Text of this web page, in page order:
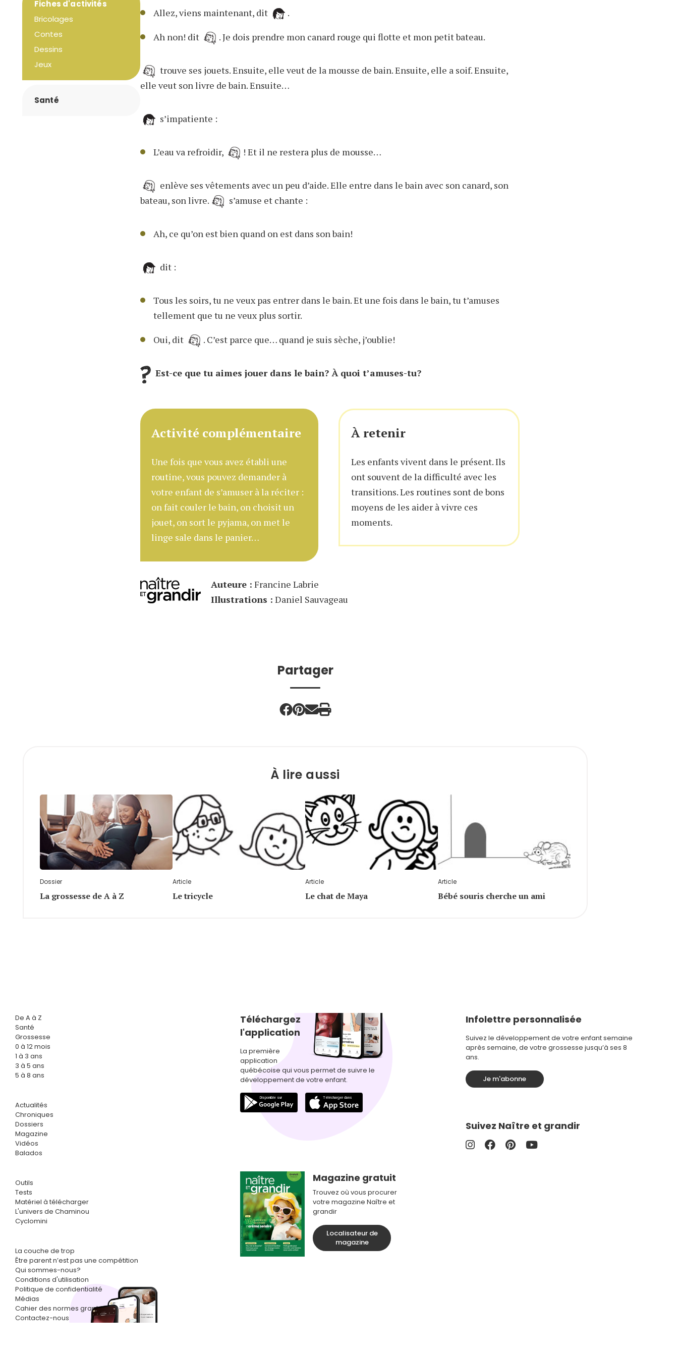
Allez, viens maintenant, dit
.
Ah non! dit
. Je dois prendre mon canard rouge qui flotte et mon petit bateau.
trouve ses jouets. Ensuite, elle veut de la mousse de bain. Ensuite, elle a soif. Ensuite,
elle veut son livre de bain. Ensuite…
s’impatiente :
L’eau va refroidir, ! Et il ne restera plus de mousse…
enlève ses vêtements avec un peu d’aide. Elle entre dans le bain avec son canard, son
bateau, son livre.
s’amuse et chante :
Ah, ce qu’on est bien quand on est dans son bain!
dit :
Tous les soirs, tu ne veux pas entrer dans le bain. Et une fois dans le bain, tu t’amuses
tellement que tu ne veux plus sortir.
Oui, dit
. C’est parce que… quand je suis sèche, j’oublie!
Est-ce que tu aimes jouer dans le bain? À quoi t’amuses-tu?
Activité complémentaire
Une fois que vous avez établi une
routine, vous pouvez demander à
votre enfant de s’amuser à la réciter :
on fait couler le bain, on choisit un
jouet, on sort le pyjama, on met le
linge sale dans le panier…
À retenir
Les enfants vivent dans le présent. Ils
ont souvent de la difficulté avec les
transitions. Les routines sont de bons
moyens de les aider à vivre ces
moments.
Auteure : Francine Labrie
Illustrations : Daniel Sauvageau
Partager
À lire aussi
Dossier
La grossesse de A à Z
Article
Le tricycle
Article
Le chat de Maya
Article
Bébé souris cherche un ami
Fiches d'activités
Bricolages
Contes
Dessins
Jeux
Santé
De A à Z
Santé
Grossesse
0 à 12 mois
1 à 3 ans
3 à 5 ans
5 à 8 ans
Actualités
Chroniques
Dossiers
Magazine
Vidéos
Balados
Outils
Tests
Matériel à télécharger
L'univers de Chaminou
Cyclomini
La couche de trop
Être parent n’est pas une compétition
Qui sommes-nous?
Conditions d'utilisation
Politique de confidentialité
Médias
Cahier des normes graphiques
Contactez-nous
Téléchargez
l'application
La première
application
québécoise qui vous permet de suivre le
développement de votre enfant.
Magazine gratuit
Trouvez où vous procurer
votre magazine Naître et
grandir
Localisateur de
magazine
Infolettre personnalisée
Suivez le développement de votre enfant semaine
après semaine, de votre grossesse jusqu’à ses 8
ans.
Je m'abonne
Suivez Naître et grandir